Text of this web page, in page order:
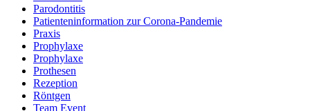
Parodontitis
Patienteninformation zur Corona-Pandemie
Praxis
Prophylaxe
Prophylaxe
Prothesen
Rezeption
Röntgen
Team Event